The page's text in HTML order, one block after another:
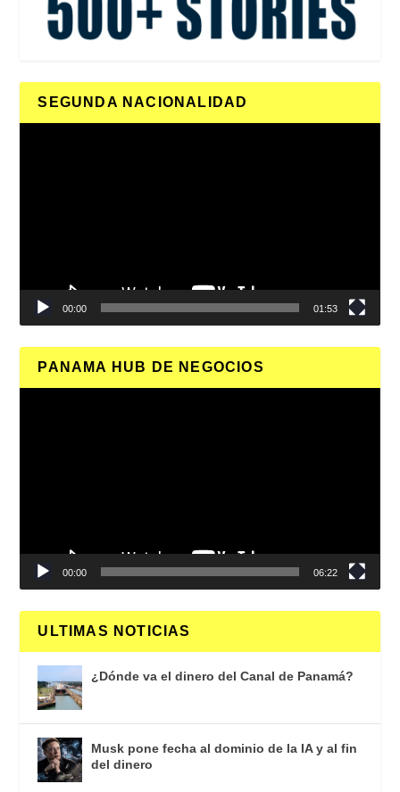
SEGUNDA NACIONALIDAD
00:00 01:53
PANAMA HUB DE NEGOCIOS
00:00 06:22
ULTIMAS NOTICIAS
¿Dónde va el dinero del Canal de Panamá?
Musk pone fecha al dominio de la IA y al fin
del dinero